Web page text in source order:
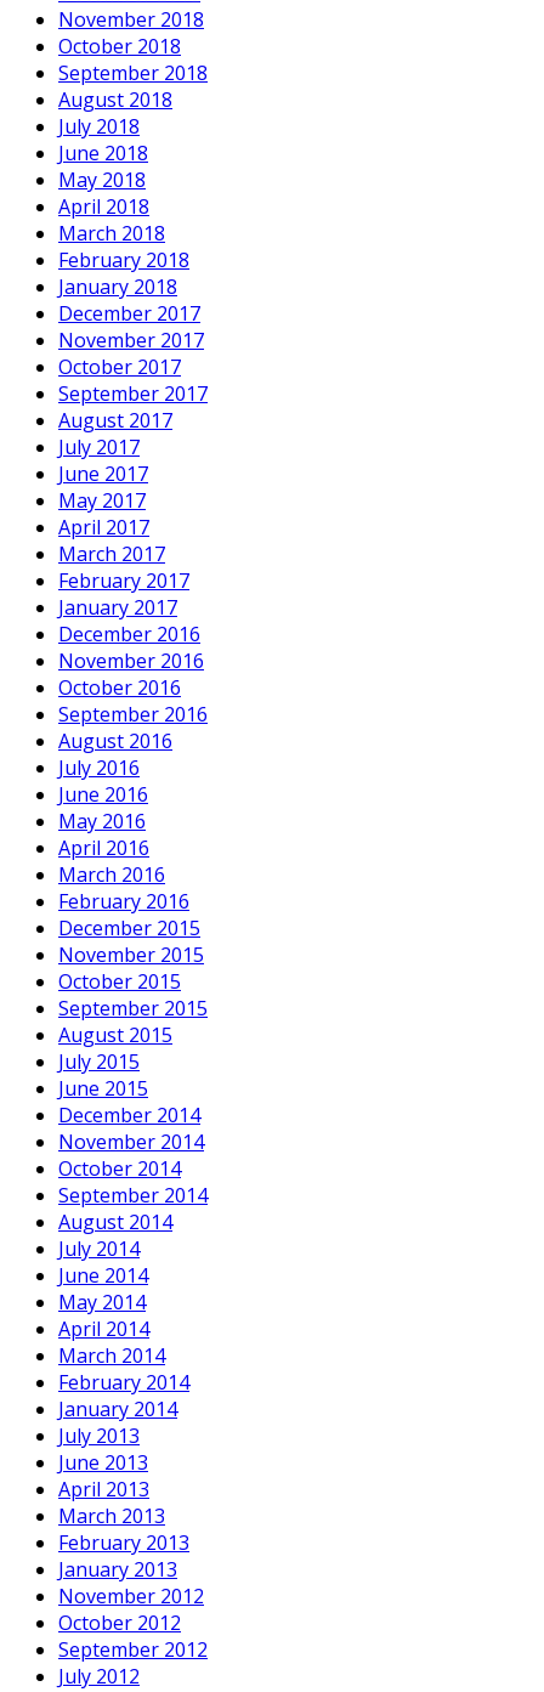
November 2018
October 2018
September 2018
August 2018
July 2018
June 2018
May 2018
April 2018
March 2018
February 2018
January 2018
December 2017
November 2017
October 2017
September 2017
August 2017
July 2017
June 2017
May 2017
April 2017
March 2017
February 2017
January 2017
December 2016
November 2016
October 2016
September 2016
August 2016
July 2016
June 2016
May 2016
April 2016
March 2016
February 2016
December 2015
November 2015
October 2015
September 2015
August 2015
July 2015
June 2015
December 2014
November 2014
October 2014
September 2014
August 2014
July 2014
June 2014
May 2014
April 2014
March 2014
February 2014
January 2014
July 2013
June 2013
April 2013
March 2013
February 2013
January 2013
November 2012
October 2012
September 2012
July 2012